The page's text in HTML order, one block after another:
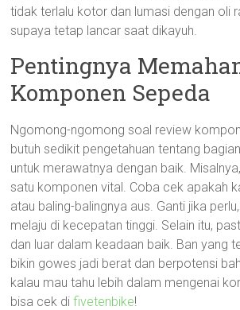
tidak terlalu kotor dan lumasi dengan oli
supaya tetap lancar saat dikayuh.
Pentingnya
Komponen Sepeda
Ngomong-ngomong soal review
butuh sedikit pengetahuan tentang
untuk merawatnya dengan baik.
satu komponen vital. Coba cek apakah
atau baling-balingnya aus. Ganti jika
melaju di kecepatan tinggi. Selain itu,
dan luar dalam keadaan baik. Ban yang
bikin gowes jadi berat dan berpotensi
kalau mau tahu lebih dalam mengenai
bisa cek difivetenbike!